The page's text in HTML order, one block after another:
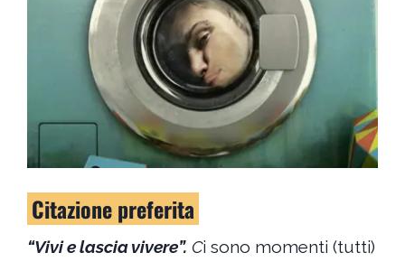
Citazione preferita
“Vivi e lascia vivere”. Ci sono momenti (tutti)